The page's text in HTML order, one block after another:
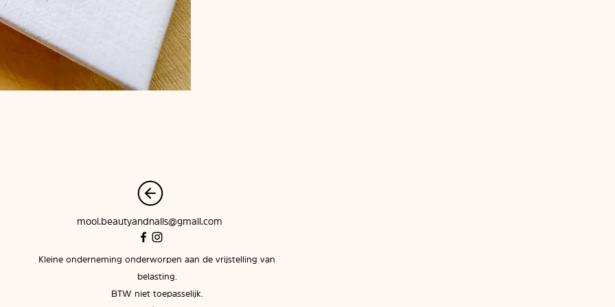
mooi.beautyandnails@gmail.com
Kleine onderneming onderworpen aan de vrijstelling van
belasting.
BTW niet toepasselijk.